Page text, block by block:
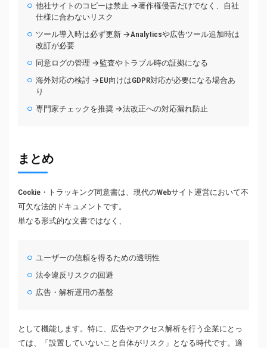
他社サイトのコピーは禁止 →著作権侵害だけでなく、自社
仕様に合わないリスク
ツール導入時は必ず更新 →Analyticsや広告ツール追加時は
改訂が必要
同意ログの管理 →監査やトラブル時の証拠になる
海外対応の検討 →EU向けはGDPR対応が必要になる場合あ
り
専門家チェックを推奨 →法改正への対応漏れ防止
まとめ
Cookie・トラッキング同意書は、現代のWebサイト運営において不
可欠な法的ドキュメントです。
単なる形式的な文書ではなく、
ユーザーの信頼を得るための透明性
法令違反リスクの回避
広告・解析運用の基盤
として機能します。特に、広告やアクセス解析を行う企業にとっ
ては、「設置していないこと自体がリスク」となる時代です。適